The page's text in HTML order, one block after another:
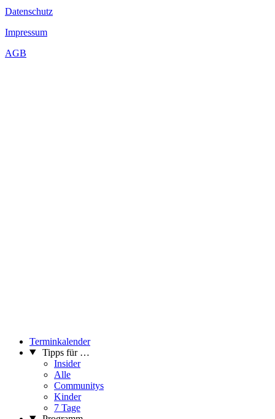
Datenschutz
Impressum
AGB
Terminkalender
Tipps für …
Insider
Alle
Communitys
Kinder
7 Tage